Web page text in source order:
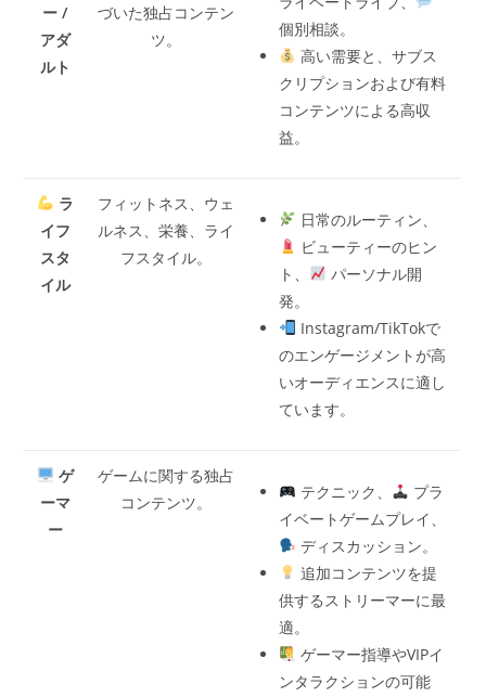
ー /
アダ
ルト
づいた独占コンテン
ツ。
個別相談。
高い需要と、サブス
クリプションおよび有料
コンテンツによる高収
益。
ラ
イフ
スタ
イル
フィットネス、ウェ
ルネス、栄養、ライ
フスタイル。
日常のルーティン、
ビューティーのヒン
ト、
パーソナル開
発。
Instagram/TikTokで
のエンゲージメントが高
いオーディエンスに適し
ています。
ゲ
ーマ
ー
ゲームに関する独占
コンテンツ。
テクニック、
プラ
イベートゲームプレイ、
ディスカッション。
追加コンテンツを提
供するストリーマーに最
適。
ゲーマー指導やVIPイ
ンタラクションの可能